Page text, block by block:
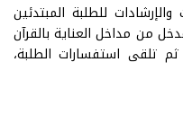
للطلبة المبتدئين
من مداخل العناية بالقرآن
تلقى استفسارات الطلبة،